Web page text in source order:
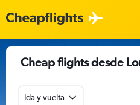
Cheap flights desde
Ida y vuelta